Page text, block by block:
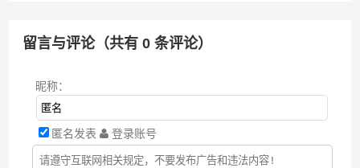
留言与评论（共有0 条评论）
昵称：
匿名发表 登录账号